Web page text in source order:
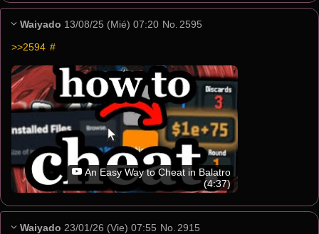
Waiyado 13/08/25 (Mié) 07:20 No. 2595
>>2594 #
An Easy Way to Cheat in Balatro
(4:37)
Waiyado 23/01/26 (Vie) 07:55 No. 2915